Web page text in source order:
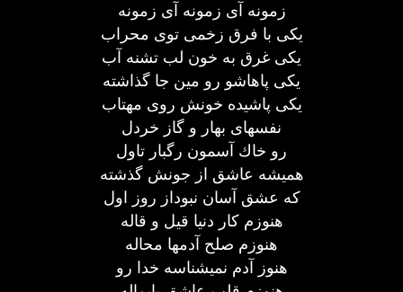
زمونه آی زمونه آی زمونه
یكی با فرق زخمی توی محراب
یكی غرق به خون لب تشنه آب
یكی پاهاشو رو مین جا گذاشته
یكی پاشیده خونش روی مهتاب
نفسهای بهار و گاز خردل
رو خاك آسمون رگبار تاول
همیشه عاشق از جونش گذشته
كه عشق آسان نبوداز روز اول
هنوزم كار دنیا قیل و قاله
هنوزم صلح آدمها محاله
هنوز آدم نمیشناسه خدا رو